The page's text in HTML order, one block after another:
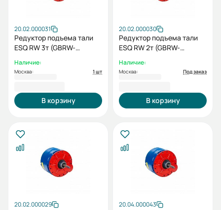
20.02.000031
Редуктор подъема тали
ESQ RW 3т (GBRW-
Наличие:
Москва: 1 шт
В корзину
20.02.000030
Редуктор подъема тали
ESQ RW 2т (GBRW-
Наличие:
Москва: Под заказ
В корзину
20.02.000029 20.04.000043